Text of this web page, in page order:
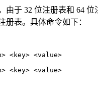
由于 32 位注册表和 64
册表。具体命令如下：
<key> <value>
<key> <value>